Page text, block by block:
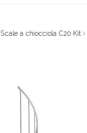
Scale a chiocciola C20 Kit